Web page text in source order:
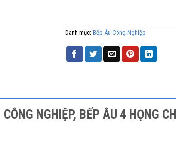
Danh mục: Bếp Âu Công Nghiệp
NGHIỆP, BẾP ÂU 4 HỌNG